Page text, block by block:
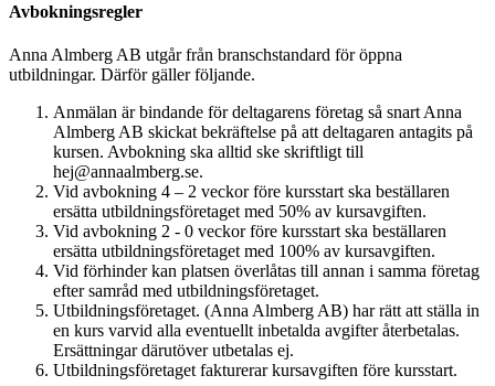
Avbokningsregler
Anna Almberg AB utgår från branschstandard för öppna
utbildningar. Därför gäller följande.
Anmälan är bindande för deltagarens företag så snart Anna
Almberg AB skickat bekräftelse på att deltagaren antagits på
kursen. Avbokning ska alltid ske skriftligt till
hej@annaalmberg.se.
Vid avbokning 4 – 2 veckor före kursstart ska beställaren
ersätta utbildningsföretaget med 50% av kursavgiften.
Vid avbokning 2 - 0 veckor före kursstart ska beställaren
ersätta utbildningsföretaget med 100% av kursavgiften.
Vid förhinder kan platsen överlåtas till annan i samma företag
efter samråd med utbildningsföretaget.
Utbildningsföretaget. (Anna Almberg AB) har rätt att ställa in
en kurs varvid alla eventuellt inbetalda avgifter återbetalas.
Ersättningar därutöver utbetalas ej.
Utbildningsföretaget fakturerar kursavgiften före kursstart.